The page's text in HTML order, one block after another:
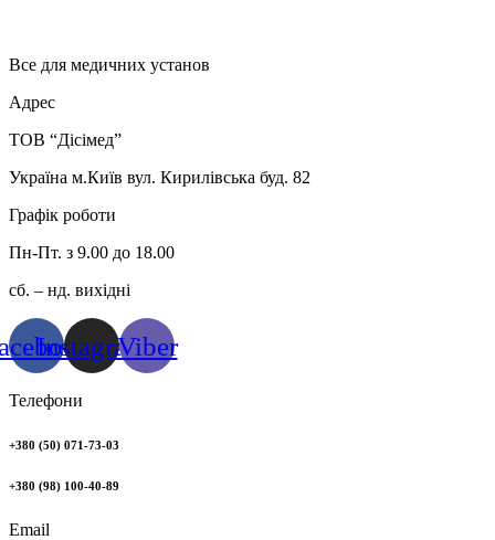
Все для медичних установ
Адрес
ТОВ “Дісімед”
Україна м.Київ вул. Кирилівська буд. 82
Графік роботи
Пн-Пт. з 9.00 до 18.00
сб. – нд. вихідні
InstagramViber
Телефони
+380 (50) 071-73-03
+380 (98) 100-40-89
Email